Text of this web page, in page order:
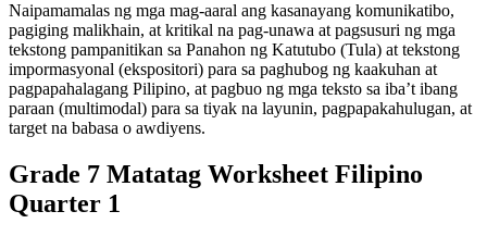
Naipamamalas ng mga mag-aaral ang kasanayang komunikatibo,
pagiging malikhain, at kritikal na pag-unawa at pagsusuri ng mga
tekstong pampanitikan sa Panahon ng Katutubo (Tula) at tekstong
impormasyonal (ekspositori) para sa paghubog ng kaakuhan at
pagpapahalagang Pilipino, at pagbuo ng mga teksto sa iba’t ibang
paraan (multimodal) para sa tiyak na layunin, pagpapakahulugan, at
target na babasa o awdiyens.
Grade 7 Matatag Worksheet Filipino
Quarter 1